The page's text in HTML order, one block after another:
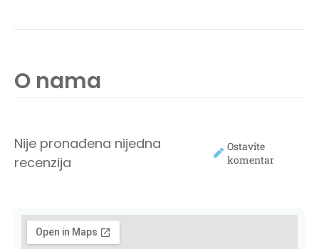
O nama
Nije pronađena nijedna
recenzija
Ostavite
komentar